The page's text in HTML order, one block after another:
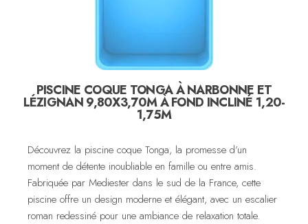
PISCINE COQUE TONGA À NARBONNE ET
LÉZIGNAN 9,80X3,70M À FOND INCLINÉ 1,20-
1,75M
Découvrez la piscine coque Tonga, la promesse d’un
moment de détente inoubliable en famille ou entre amis.
Fabriquée par Mediester dans le sud de la France, cette
piscine offre un design moderne et élégant, avec un escalier
roman redessiné pour une ambiance de relaxation totale.